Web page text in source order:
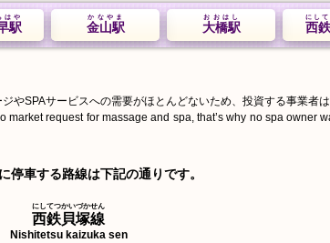
西
にして
大橋駅
おおはし
金山駅
かなやま
駅
はや
やSPAサービスへの需要がほとんどないため、投資する事業者は
request for massage and spa, that’s why no spa owner
停車する路線は下記の通りです。
西鉄貝塚線
にしてつかいづかせん
Nishitetsu kaizuka sen